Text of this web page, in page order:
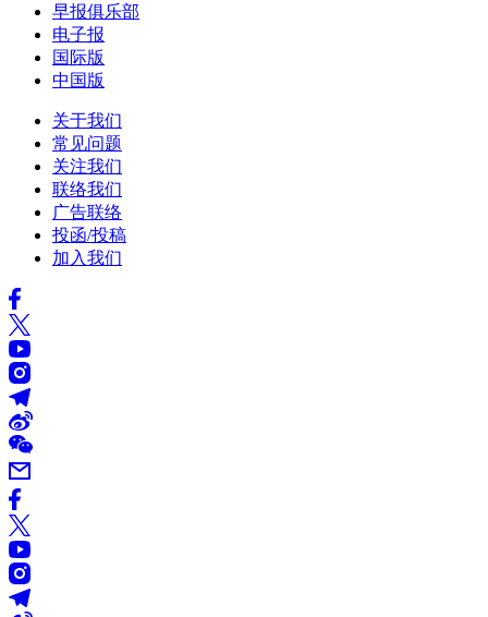
早报俱乐部
电子报
国际版
中国版
关于我们
常见问题
关注我们
联络我们
广告联络
投函/投稿
加入我们